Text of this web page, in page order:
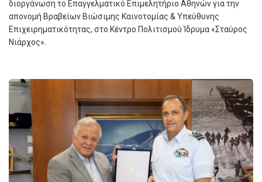
διοργάνωση το Επαγγελματικό Επιμελητήριο Αθηνών για την
απονομή Βραβείων Βιώσιμης Καινοτομίας & Υπεύθυνης
Επιχειρηματικότητας, στο Κέντρο Πολιτισμού Ίδρυμα «Σταύρος
Νιάρχος».